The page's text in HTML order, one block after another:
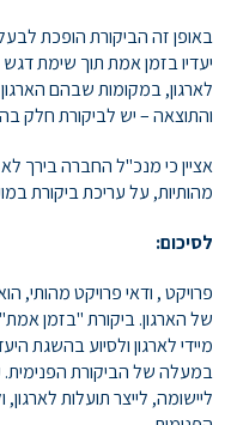
באופן זה הביקורת הופכת
יעדיו בזמן אמת תוך שימת דגש
לארגון, במקומות שבהם
והתוצאה – יש לביקורת חלק
אציין כי מנכ"ל החברה בירך
מהותיות, על עריכת ביקורת
לסיכום:
פרויקט , ודאי פרויקט מהותי,
של הארגון. ביקורת "בזמן
מיידי לארגון ולסיוע בהשגת
במעלה של הביקורת הפנימית.
ליישומה, לייצר תועלות